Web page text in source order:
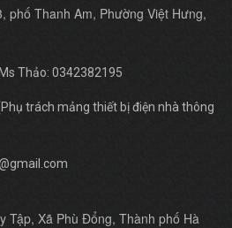
phố Thanh Am, Phường Việt Hưng,
Ms Thảo: 0342382195
trách mảng thiết bị điện nhà thông
Tập, Xã Phù Đổng, Thành phố Hà